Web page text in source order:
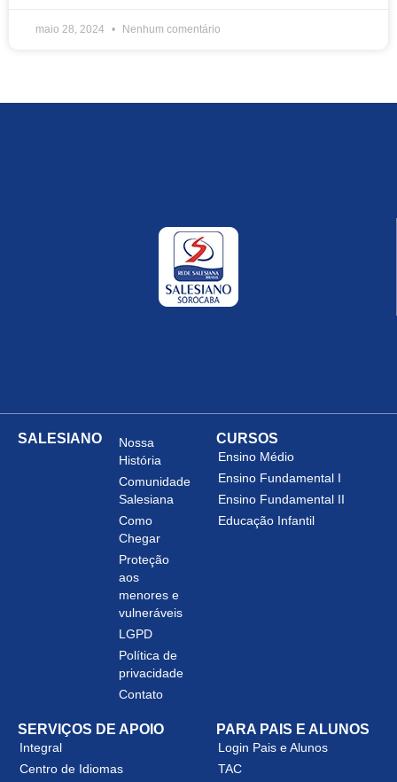
maio 28, 2024 Nenhum comentário
SALESIANO
Nossa
História
Comunidade
Salesiana
Como
Chegar
Proteção
aos
menores e
vulneráveis
LGPD
Política de
privacidade
Contato
CURSOS
Ensino Médio
Ensino Fundamental I
Ensino Fundamental II
Educação Infantil
SERVIÇOS DE APOIO
Integral
Centro de Idiomas
PARA PAIS E ALUNOS
Login Pais e Alunos
TAC